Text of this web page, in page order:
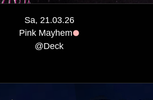
Sa, 21.03.26
Pink Mayhem
@Deck